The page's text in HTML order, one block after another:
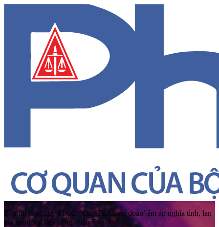
Bản tin tổng hợp 01/02: ‘Chợ Tết Công đoàn’ ấm áp nghĩa tình, lan
tỏa niềm vui đến công nhân Thủ đô